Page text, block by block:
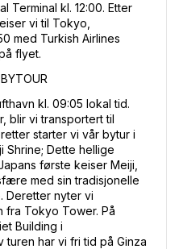
Terminal kl. 12:00. Etter
vi til Tokyo,
med Turkish Airlines
flyet.
kl. 09:05 lokal tid.
blir vi transportert til
starter vi vår bytur i
Shrine; Dette hellige
første keiser Meiji,
med sin tradisjonelle
Deretter nyter vi
fra Tokyo Tower. På
Building i
turen har vi fri tid på Ginza